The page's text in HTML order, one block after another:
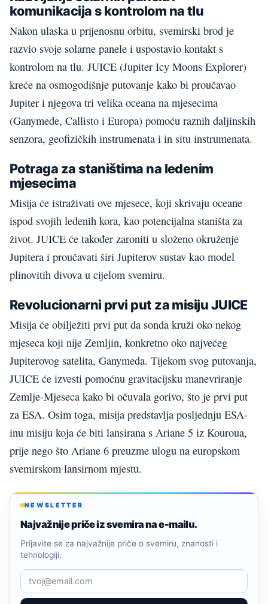
komunikacija s kontrolom na tlu
Nakon ulaska u prijenosnu orbitu, svemirski brod je
razvio svoje solarne panele i uspostavio kontakt s
kontrolom na tlu. JUICE (Jupiter Icy Moons Explorer)
kreće na osmogodišnje putovanje kako bi proučavao
Jupiter i njegova tri velika oceana na mjesecima
(Ganymede, Callisto i Europa) pomoću raznih daljinskih
senzora, geofizičkih instrumenata i in situ instrumenata.
Potraga za staništima na ledenim
mjesecima
Misija će istraživati ove mjesece, koji skrivaju oceane
ispod svojih ledenih kora, kao potencijalna staništa za
život. JUICE će također zaroniti u složeno okruženje
Jupitera i proučavati širi Jupiterov sustav kao model
plinovitih divova u cijelom svemiru.
Revolucionarni prvi put za misiju JUICE
Misija će obilježiti prvi put da sonda kruži oko nekog
mjeseca koji nije Zemljin, konkretno oko najvećeg
Jupiterovog satelita, Ganymeda. Tijekom svog putovanja,
JUICE će izvesti pomoćnu gravitacijsku manevriranje
Zemlje-Mjeseca kako bi očuvala gorivo, što je prvi put
za ESA. Osim toga, misija predstavlja posljednju ESA-
inu misiju koja će biti lansirana s Ariane 5 iz Kouroua,
prije nego što Ariane 6 preuzme ulogu na europskom
svemirskom lansirnom mjestu.
NEWSLETTER
Najvažnije priče iz svemira na e-mailu.
Prijavite se za najvažnije priče o svemiru, znanosti i
tehnologiji.